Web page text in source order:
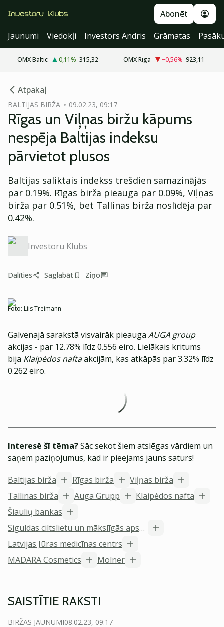
Abonēt
Jaunumi
Viedokļi Investors Andris Grāmatas
OMX Baltic 0,11% 315,32 OMX Riga −0,56% 923,11
Atpakaļ
BALTIJAS BIRŽA 09.02.23, 09:17
Rīgas un Viļņas biržu kāpums
nespēja Baltijas indeksu
pārvietot plusos
Baltijas saliktais indekss trešdien samazinājās
par 0.19%. Rīgas birža pieauga par 0.09%, Viļņas
birža par 0.51%, bet Tallinas birža noslīdēja par
0.42%.
Investoru Klubs
Dalīties Saglabāt Ziņo
Foto: Liis Treimann
Galvenajā sarakstā visvairāk pieauga AUGA group
akcijas - par 12.78% līdz 0.556 eiro. Lielākais kritums
bija Klaipėdos naftaakcijām, kas atkāpās par 3.32% līdz
0.262 eiro.
Interesē šī tēma?Sāc sekot šiem atslēgas vārdiem un
saņem paziņojumus, kad ir pieejams jauns saturs!
Baltijas birža
Rīgas birža
Viļņas birža
Tallinas birža
Auga Grupp
Klaipėdos nafta
Šiaulių bankas
Siguldas ciltslietu un mākslīgās apsēklošanas stacija
Latvijas Jūras medicīnas centrs
MADARA Cosmetics
Molner
SAISTĪTIE RAKSTI
BIRŽAS JAUNUMI08.02.23, 09:17